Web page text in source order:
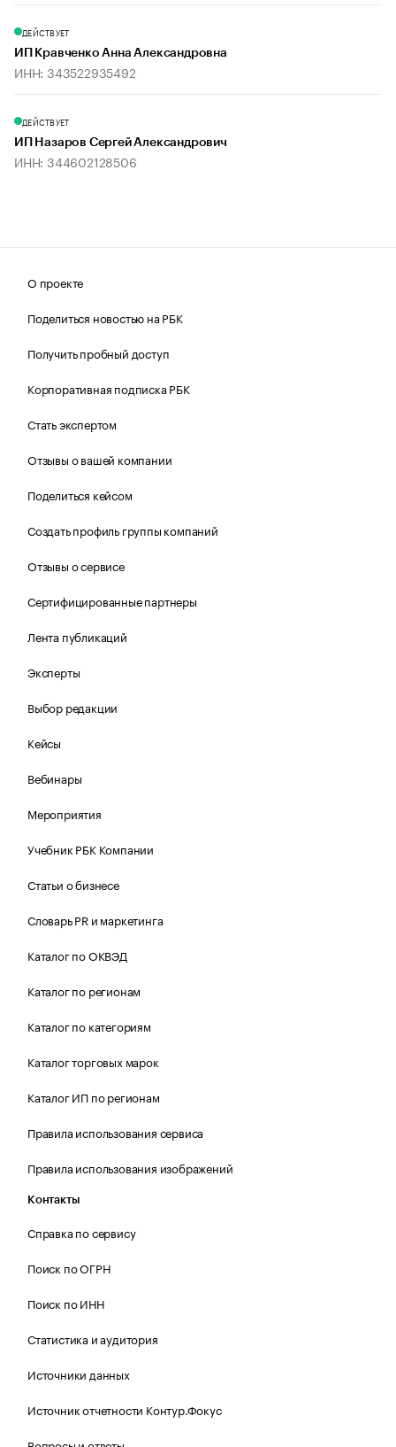
ДЕЙСТВУЕТ
ИП Кравченко Анна Александровна
ИНН: 343522935492
ДЕЙСТВУЕТ
ИП Назаров Сергей Александрович
ИНН: 344602128506
О проекте
Поделиться новостью на РБК
Получить пробный доступ
Корпоративная подписка РБК
Стать экспертом
Отзывы о вашей компании
Поделиться кейсом
Создать профиль группы компаний
Отзывы о сервисе
Сертифицированные партнеры
Лента публикаций
Эксперты
Выбор редакции
Кейсы
Вебинары
Мероприятия
Учебник РБК Компании
Статьи о бизнесе
Словарь PR и маркетинга
Каталог по ОКВЭД
Каталог по регионам
Каталог по категориям
Каталог торговых марок
Каталог ИП по регионам
Правила использования сервиса
Правила использования изображений
Контакты
Справка по сервису
Поиск по ОГРН
Поиск по ИНН
Статистика и аудитория
Источники данных
Источник отчетности Контур.Фокус